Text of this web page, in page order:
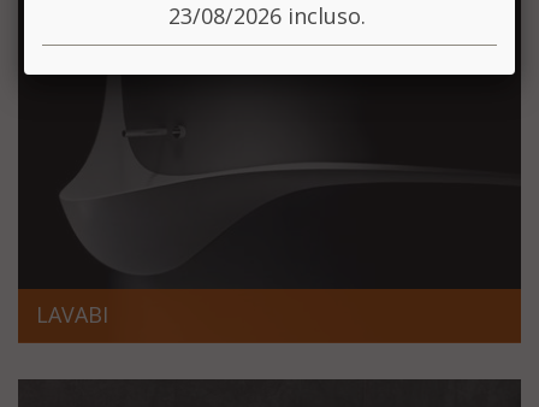
LAVABI
23/08/2026 incluso.